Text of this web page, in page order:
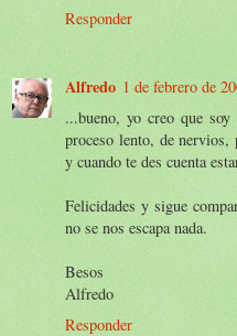
Responder
Alfredo 1 de febrero de
...bueno, yo creo que
proceso lento, de nervios,
y cuando te des cuenta
Felicidades y sigue
no se nos escapa nada.
Besos
Alfredo
Responder